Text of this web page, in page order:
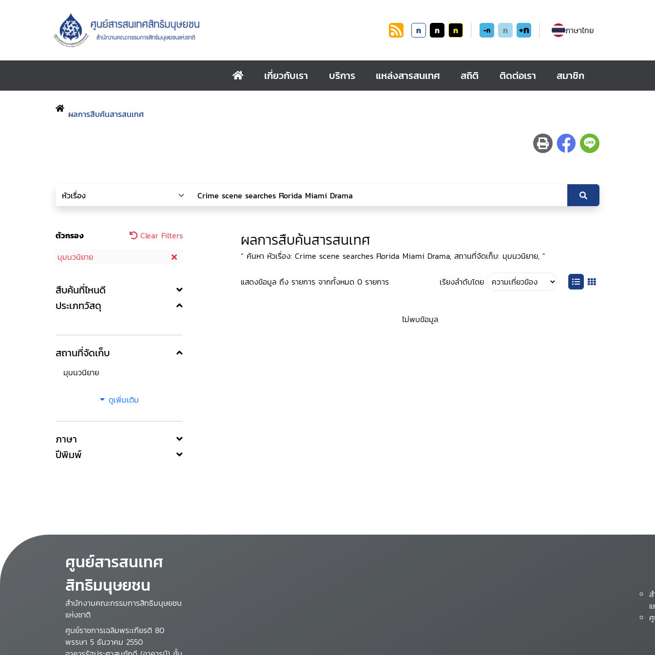
ก ก ก -ก ก +ก ภาษาไทย
เกี่ยวกับเรา บริการ แหล่งสารสนเทศ สถิติ ติดต่อเรา สมาชิก
ผลการสืบค้นสารสนเทศ
ตัวกรอง
Clear Filters
มุมนวนิยาย
สืบค้นที่ไหนดี
ประเภทวัสดุ
สถานที่จัดเก็บ
มุมนวนิยาย
ดูเพิ่มเติม
ภาษา
ปีพิมพ์
ผลการสืบค้นสารสนเทศ
“ ค้นหา หัวเรื่อง: Crime scene searches Florida Miami Drama, สถานที่จัดเก็บ: มุมนวนิยาย, ”
แสดงข้อมูล ถึง รายการ จากทั้งหมด 0 รายการ เรียงลำดับโดย
ไม่พบข้อมูล
ศูนย์สารสนเทศ
สิทธิมนุษยชน
สำนักงานคณะกรรมการสิทธิมนุษยชน
แห่งชาติ
ศูนย์ราชการเฉลิมพระเกียรติ 80
พรรษา 5 ธันวาคม 2550